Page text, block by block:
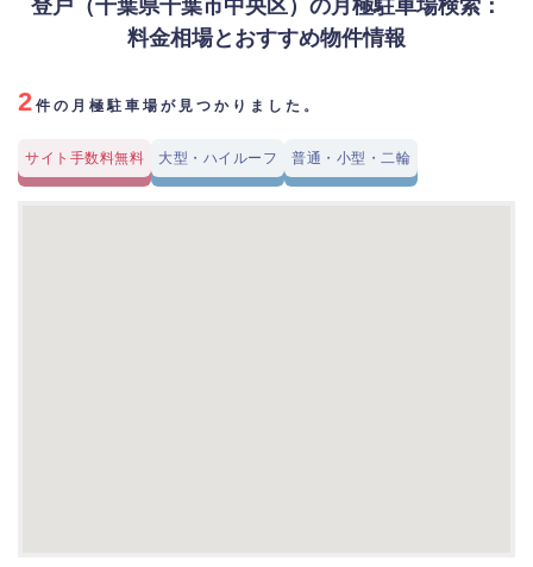
登戸（千葉県千葉市中央区）の月極駐車場検索：
料金相場とおすすめ物件情報
2 件の月極駐車場が見つかりました。
サイト手数料無料 大型・ハイルーフ 普通・小型・二輪